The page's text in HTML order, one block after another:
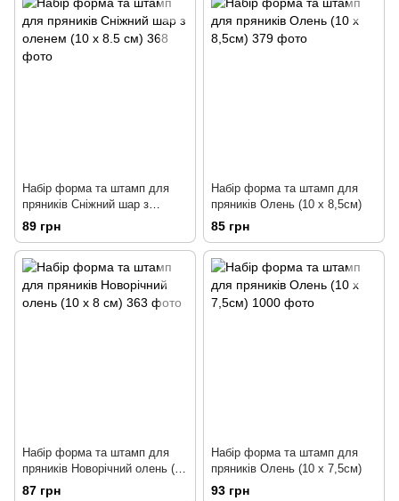
Набір форма та штамп для
пряників Сніжний шар з
оленем (10 х 8.5 см)
89 грн
Набір форма та штамп для
пряників Олень (10 х 8,5см)
85 грн
Набір форма та штамп для
пряників Новорічний олень (10
х 8 см)
87 грн
Набір форма та штамп для
пряників Олень (10 х 7,5см)
93 грн